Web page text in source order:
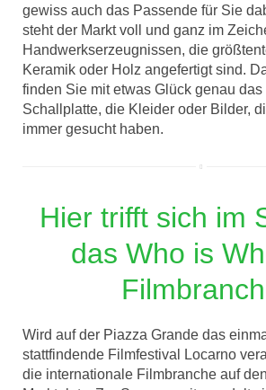
gewiss auch das Passende für Sie
steht der Markt voll und ganz im
Handwerkserzeugnissen, die
Keramik oder Holz angefertigt sind.
finden Sie mit etwas Glück genau
Schallplatte, die Kleider oder Bilder,
immer gesucht haben.
Hier trifft sich im
das Who is
Wird auf der Piazza Grande das
stattfindende Filmfestival Locarno
die internationale Filmbranche auf